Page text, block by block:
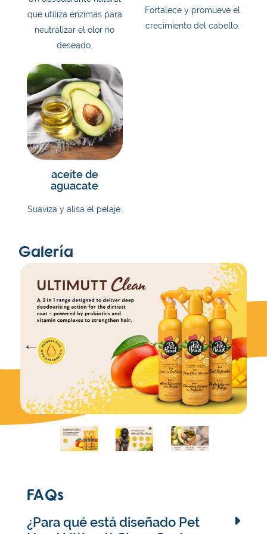
que utiliza enzimas para
neutralizar el olor no
deseado.
Fortalece y promueve el
crecimiento del cabello.
aceite de
aguacate
Suaviza y alisa el pelaje.
Galería
FAQs
¿Para qué está diseñado Pet